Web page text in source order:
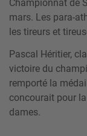
Championnat de
mars. Les para-
les tireurs et
Pascal Héritier,
victoire du
remporté la
concourait pour
dames.